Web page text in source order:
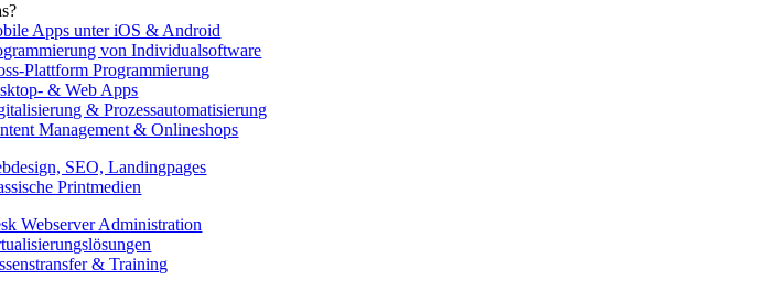
Apps unter iOS & Android
von Individualsoftware
Plattform Programmierung
& Web Apps
& Prozessautomatisierung
Management & Onlineshops
SEO, Landingpages
Printmedien
Webserver Administration
& Training